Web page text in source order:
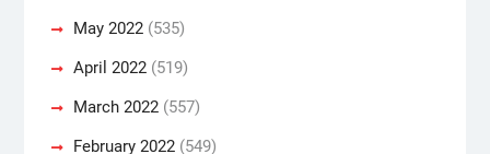
May 2022(535)
April 2022(519)
March 2022(557)
February 2022(549)